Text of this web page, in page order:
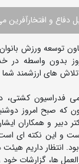
دفاع و افتخارآفرین
توسعه ورزش
بدون واسطه در
تلاش های ارزشمند
فدراسیون کشتی،
که صبح امروز
دبیر و همکاران
و این نکته ای
انتظار داریم
ها، گزارشات خود